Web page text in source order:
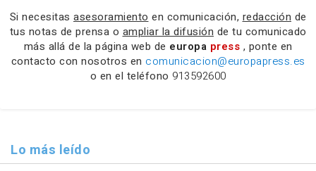
Si necesitas asesoramiento en comunicación, redacción de
tus notas de prensa o ampliar la difusión de tu comunicado
más allá de la página web de europa press , ponte en
contacto con nosotros en comunicacion@europapress.es
o en el teléfono 913592600
Lo más leído